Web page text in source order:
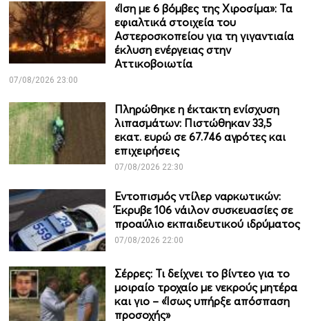
«Ίση με 6 βόμβες της Χιροσίμα»: Τα
εφιαλτικά στοιχεία του
Αστεροσκοπείου για τη γιγαντιαία
έκλυση ενέργειας στην
Αττικοβοιωτία
07/08/2026 23:00
Πληρώθηκε η έκτακτη ενίσχυση
λιπασμάτων: Πιστώθηκαν 33,5
εκατ. ευρώ σε 67.746 αγρότες και
επιχειρήσεις
07/08/2026 22:30
Εντοπισμός ντίλερ ναρκωτικών:
Έκρυβε 106 νάιλον συσκευασίες σε
προαύλιο εκπαιδευτικού ιδρύματος
07/08/2026 22:00
Σέρρες: Τι δείχνει το βίντεο για το
μοιραίο τροχαίο με νεκρούς μητέρα
και γιο – «Ίσως υπήρξε απόσπαση
προσοχής»